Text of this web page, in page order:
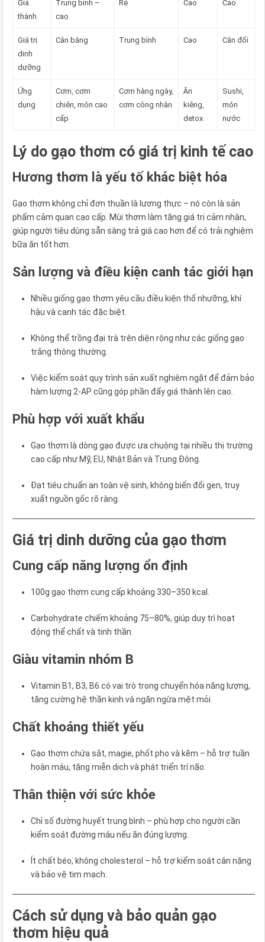
Giá
thành
Trung bình –
cao
Rẻ Cao Cao
Giá trị
dinh
dưỡng
Cân bằng Trung bình Cao Cân đối
Ứng
dụng
Cơm, cơm
chiên, món cao
cấp
Cơm hàng ngày,
cơm công nhân
Ăn
kiêng,
detox
Sushi,
món
nước
Lý do gạo thơm có giá trị kinh tế cao
Hương thơm là yếu tố khác biệt hóa
Gạo thơm không chỉ đơn thuần là lương thực – nó còn là sản
phẩm cảm quan cao cấp. Mùi thơm làm tăng giá trị cảm nhận,
giúp người tiêu dùng sẵn sàng trả giá cao hơn để có trải nghiệm
bữa ăn tốt hơn.
Sản lượng và điều kiện canh tác giới hạn
Nhiều giống gạo thơm yêu cầu điều kiện thổ nhưỡng, khí
hậu và canh tác đặc biệt.
Không thể trồng đại trà trên diện rộng như các giống gạo
trắng thông thường.
Việc kiểm soát quy trình sản xuất nghiêm ngặt để đảm bảo
hàm lượng 2-AP cũng góp phần đẩy giá thành lên cao.
Phù hợp với xuất khẩu
Gạo thơm là dòng gạo được ưa chuộng tại nhiều thị trường
cao cấp như Mỹ, EU, Nhật Bản và Trung Đông.
Đạt tiêu chuẩn an toàn vệ sinh, không biến đổi gen, truy
xuất nguồn gốc rõ ràng.
Giá trị dinh dưỡng của gạo thơm
Cung cấp năng lượng ổn định
100g gạo thơm cung cấp khoảng 330–350 kcal.
Carbohydrate chiếm khoảng 75–80%, giúp duy trì hoạt
động thể chất và tinh thần.
Giàu vitamin nhóm B
Vitamin B1, B3, B6 có vai trò trong chuyển hóa năng lượng,
tăng cường hệ thần kinh và ngăn ngừa mệt mỏi.
Chất khoáng thiết yếu
Gạo thơm chứa sắt, magie, phốt pho và kẽm – hỗ trợ tuần
hoàn máu, tăng miễn dịch và phát triển trí não.
Thân thiện với sức khỏe
Chỉ số đường huyết trung bình – phù hợp cho người cần
kiểm soát đường máu nếu ăn đúng lượng.
Ít chất béo, không cholesterol – hỗ trợ kiểm soát cân nặng
và bảo vệ tim mạch.
Cách sử dụng và bảo quản gạo
thơm hiệu quả